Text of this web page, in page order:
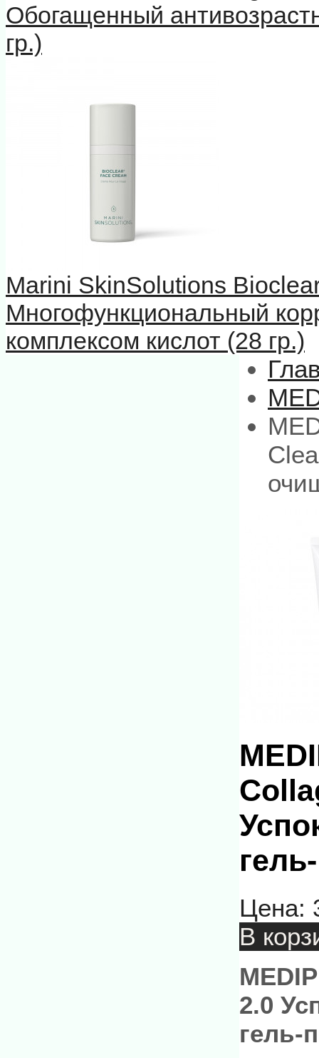
Обогащенный
гр.)
Marini SkinSolutions
Многофункциональный
комплексом кислот (28 гр.)
Цена:
В
2.0
гель-